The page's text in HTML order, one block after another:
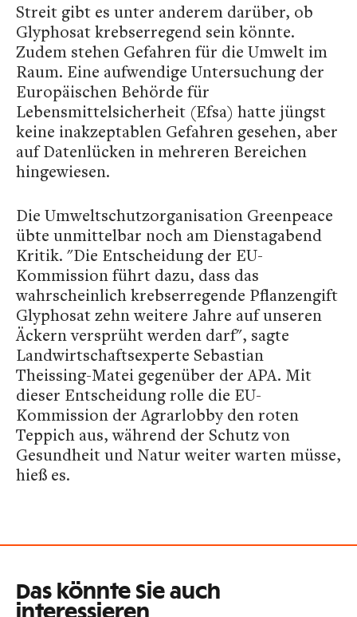
Streit gibt es unter anderem darüber, ob
Glyphosat krebserregend sein könnte.
Zudem stehen Gefahren für die Umwelt im
Raum. Eine aufwendige Untersuchung der
Europäischen Behörde für
Lebensmittelsicherheit (Efsa) hatte jüngst
keine inakzeptablen Gefahren gesehen, aber
auf Datenlücken in mehreren Bereichen
hingewiesen.
Die Umweltschutzorganisation Greenpeace
übte unmittelbar noch am Dienstagabend
Kritik. "Die Entscheidung der EU-
Kommission führt dazu, dass das
wahrscheinlich krebserregende Pflanzengift
Glyphosat zehn weitere Jahre auf unseren
Äckern versprüht werden darf", sagte
Landwirtschaftsexperte Sebastian
Theissing-Matei gegenüber der APA. Mit
dieser Entscheidung rolle die EU-
Kommission der Agrarlobby den roten
Teppich aus, während der Schutz von
Gesundheit und Natur weiter warten müsse,
hieß es.
Das könnte Sie auch